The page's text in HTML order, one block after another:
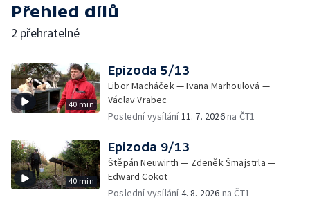
Přehled dílů
2 přehratelné
40 min
Epizoda 5/13
Libor Macháček — Ivana Marhoulová —
Václav Vrabec
Poslední vysílání11. 7. 2026na ČT1
40 min
Epizoda 9/13
Štěpán Neuwirth — Zdeněk Šmajstrla —
Edward Cokot
Poslední vysílání4. 8. 2026 na ČT1